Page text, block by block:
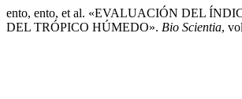
ento, ento, et al. «EVALUACIÓN DEL
DEL TRÓPICO HÚMEDO». Bio Scientia,